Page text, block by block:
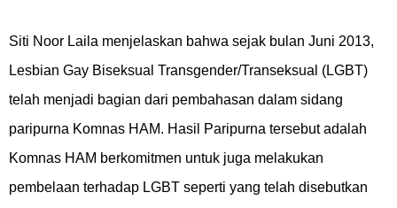
Siti Noor Laila menjelaskan bahwa sejak bulan Juni 2013,
Lesbian Gay Biseksual Transgender/Transeksual (LGBT)
telah menjadi bagian dari pembahasan dalam sidang
paripurna Komnas HAM. Hasil Paripurna tersebut adalah
Komnas HAM berkomitmen untuk juga melakukan
pembelaan terhadap LGBT seperti yang telah disebutkan